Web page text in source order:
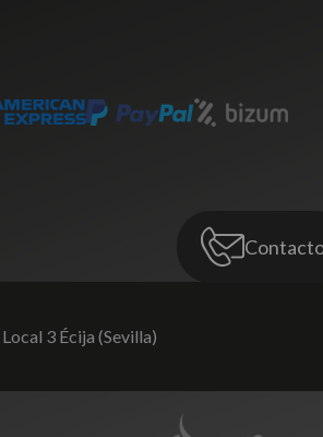
Local 3 Écija (Sevilla)